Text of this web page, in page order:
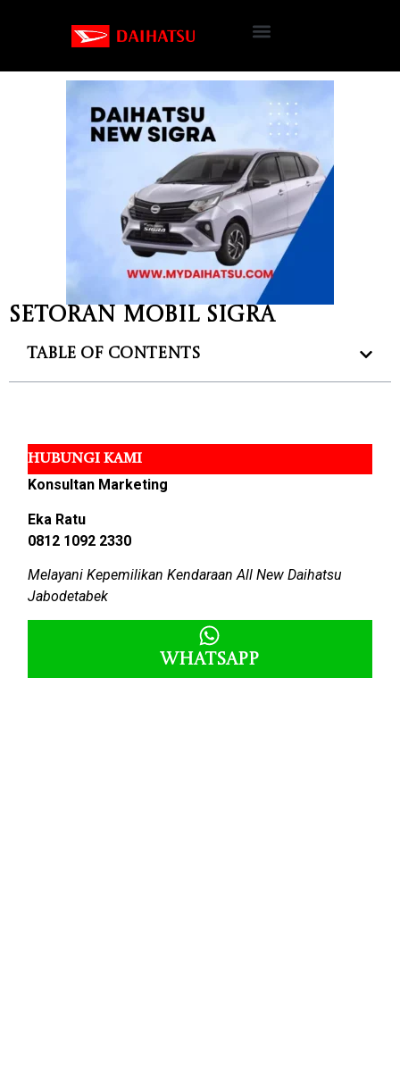
Setoran mobil Sigra
Table of Contents
HUBUNGI KAMI
Konsultan Marketing
Eka Ratu
0812 1092 2330
Melayani Kepemilikan Kendaraan All New Daihatsu
Jabodetabek
Whatsapp